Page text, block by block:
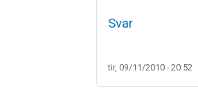
Svar
tir, 09/11/2010 - 20:52